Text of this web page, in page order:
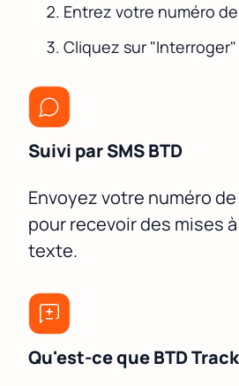
Entrez votre numéro
Cliquez sur
Suivi par SMS BTD
Envoyez votre numéro
pour recevoir des mises
texte.
Qu'est-ce que BTD